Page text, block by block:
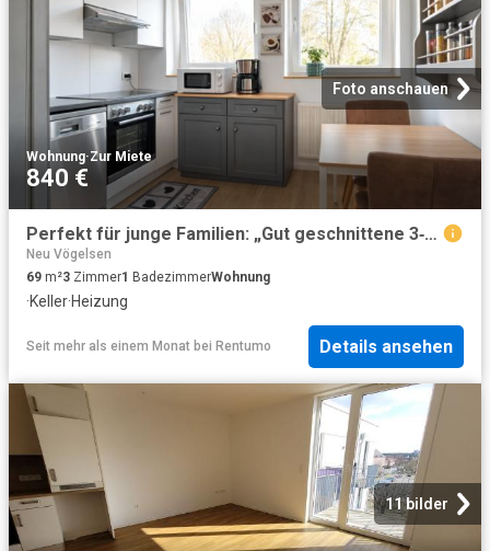
Foto anschauen
Wohnung·Zur Miete
840 €
Perfekt für junge Familien: „Gut geschnittene 3‑Zimmer Wohnung in Lüneburg“
Neu Vögelsen
69 m²3 Zimmer1 BadezimmerWohnung
·Keller·Heizung
Seit mehr als einem Monat bei Rentumo Details ansehen
11 bilder